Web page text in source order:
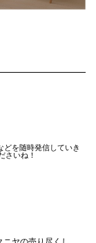
どを随時発信していき
さいね！